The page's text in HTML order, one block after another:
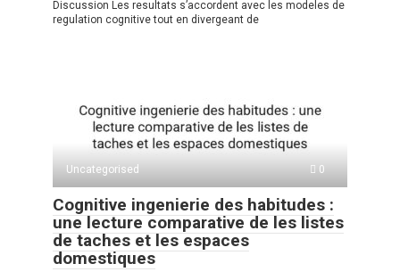
Discussion Les resultats s’accordent avec les modeles de
regulation cognitive tout en divergeant de
Uncategorised 0
Cognitive ingenierie des habitudes :
une lecture comparative de les listes
de taches et les espaces
domestiques